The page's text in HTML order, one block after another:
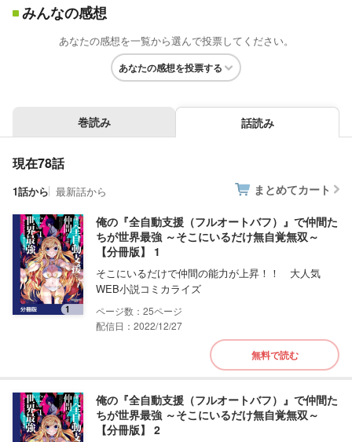
みんなの感想
あなたの感想を一覧から選んで投票してください。
あなたの感想を投票する
巻読み 話読み
現在78話
1話から 最新話から まとめてカート
俺の『全自動支援（フルオートバフ）』で仲間た
ちが世界最強 ～そこにいるだけ無自覚無双～
【分冊版】 1
そこにいるだけで仲間の能力が上昇！！ 大人気
WEB小説コミカライズ
25
配信日：2022/12/27
無料で読む
俺の『全自動支援（フルオートバフ）』で仲間た
ちが世界最強 ～そこにいるだけ無自覚無双～
【分冊版】 2